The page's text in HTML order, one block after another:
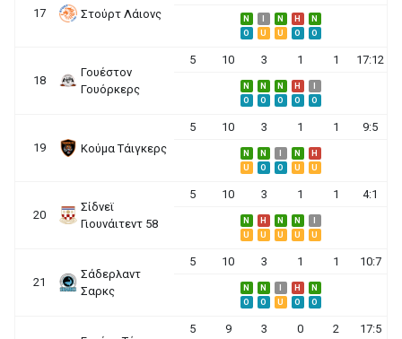
17 Στούρτ Λάιονς N N H
N
O
U U O O
18
Γουέστον
Γουόρκερς
5 10 3 1 1 17:12
N N N H
O
O O O O
19 Κούμα Τάιγκερς
5 10 3 1 1 9:5
N N N
H
U
O O U U
20
Σίδνεϊ
Γιουνάιτεντ 58
5 10 3 1 1 4:1
N H N N
U
U U U U
21
Σάδερλαντ
Σαρκς
5 10 3 1 1 10:7
N N H
N
O
O U O O
5 9 3 0 2 17:5